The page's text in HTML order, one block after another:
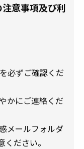
意事項及び利
必ずご確認くだ
かにご連絡くだ
メールフォルダ
ださい。